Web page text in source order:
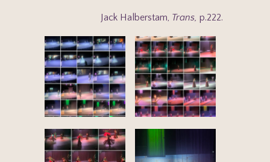
Jack Halberstam, Trans, p.222.